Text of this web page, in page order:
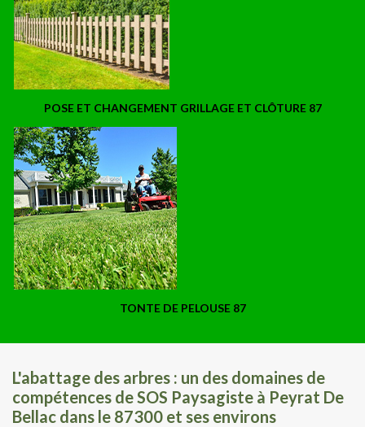
POSE ET CHANGEMENT GRILLAGE ET CLÔTURE 87
TONTE DE PELOUSE 87
L'abattage des arbres : un des domaines de
compétences de SOS Paysagiste à Peyrat De
Bellac dans le 87300 et ses environs